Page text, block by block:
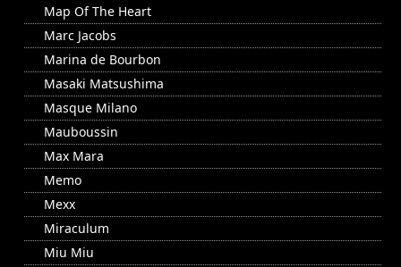
Map Of The Heart
Marc Jacobs
Marina de Bourbon
Masaki Matsushima
Masque Milano
Mauboussin
Max Mara
Memo
Mexx
Miraculum
Miu Miu